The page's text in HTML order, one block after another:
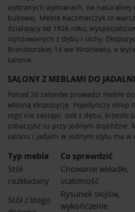
wybranych wymiarach, na naturalnej
bukowej. Meble Kaczmarczyk to
działający od 1926 roku,
stylizowanych z dębu i olchy.
Braniborskiej 14 we Wrocławiu, a
salonie.
SALONY Z MEBLAMI DO
Ponad 20 salonów prowadzi meble
własną ekspozycję. Pojedynczy sklep
tego nie zastąpi: stół z dębu, krzesło
zobaczysz tu przy jednym dojeździe.
salonu i jadalni w jednym stylu ma w
Typ mebla Co sprawdzić
Stół
rozkładany
Chowanie wkładki,
stabilność
Stół z litego
Rysunek słojów,
wykończenie